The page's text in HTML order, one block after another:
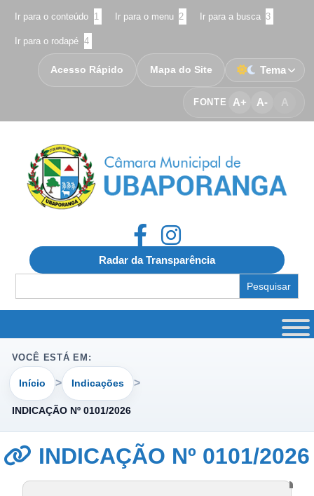
Ir para o conteúdo 1 Ir para o menu 2 Ir para a busca 3
Ir para o rodapé 4
FONTE A+ A- A
Acesso Rápido Mapa do Site Tema
Radar da Transparência
for:
VOCÊ ESTÁ EM:
Início Indicações
INDICAÇÃO Nº 0101/2026
INDICAÇÃO Nº 0101/2026